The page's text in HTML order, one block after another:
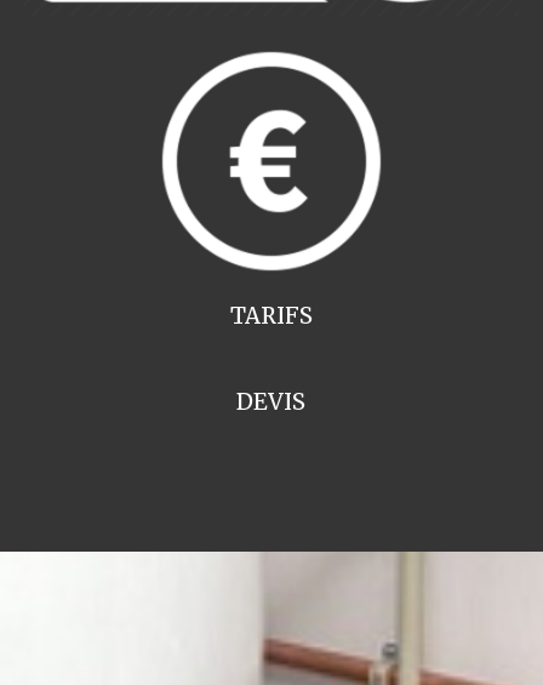
TARIFS
DEVIS